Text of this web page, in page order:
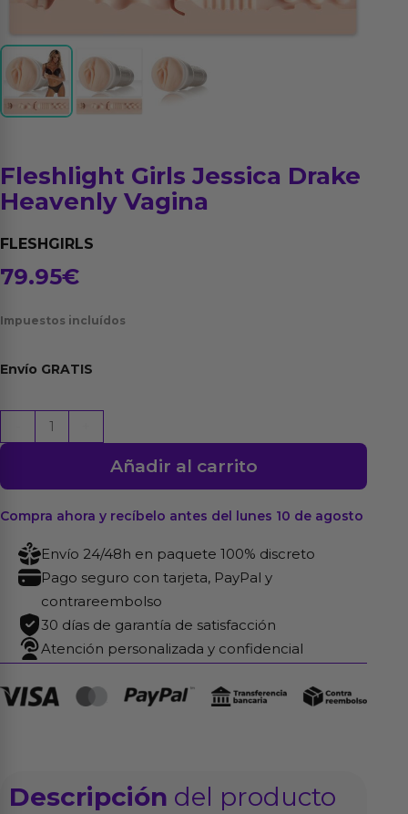
Fleshlight Girls Jessica Drake
Heavenly Vagina
FLESHGIRLS
79.95€
Impuestos incluídos
Envío GRATIS
Fleshlight
Girls
Drake
Heavenly
Vagina
cantidad
Añadir al carrito
Compra ahora y recíbelo antes del lunes 10 de agosto
Envío 24/48h en paquete 100% discreto
Pago seguro con tarjeta, PayPal y
contrareembolso
30 días de garantía de satisfacción
Atención personalizada y confidencial
Descripción del producto